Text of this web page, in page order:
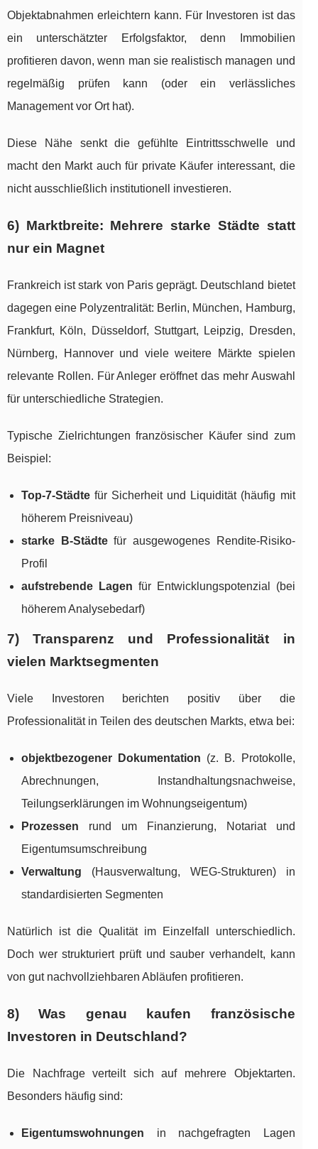
Objektabnahmen erleichtern kann. Für Investoren ist das
ein unterschätzter Erfolgsfaktor, denn Immobilien
profitieren davon, wenn man sie realistisch managen und
regelmäßig prüfen kann (oder ein verlässliches
Management vor Ort hat).
Diese Nähe senkt die gefühlte Eintrittsschwelle und
macht den Markt auch für private Käufer interessant, die
nicht ausschließlich institutionell investieren.
6) Marktbreite: Mehrere starke Städte statt
nur ein Magnet
Frankreich ist stark von Paris geprägt. Deutschland bietet
dagegen eine Polyzentralität: Berlin, München, Hamburg,
Frankfurt, Köln, Düsseldorf, Stuttgart, Leipzig, Dresden,
Nürnberg, Hannover und viele weitere Märkte spielen
relevante Rollen. Für Anleger eröffnet das mehr Auswahl
für unterschiedliche Strategien.
Typische Zielrichtungen französischer Käufer sind zum
Beispiel:
Top-7-Städte für Sicherheit und Liquidität (häufig mit
höherem Preisniveau)
starke B-Städtefür ausgewogenes Rendite-Risiko-
Profil
aufstrebende Lagen für Entwicklungspotenzial (bei
höherem Analysebedarf)
7) Transparenz und Professionalität in
vielen Marktsegmenten
Viele Investoren berichten positiv über die
Professionalität in Teilen des deutschen Markts, etwa bei:
objektbezogener Dokumentation (z. B. Protokolle,
Abrechnungen, Instandhaltungsnachweise,
Teilungserklärungen im Wohnungseigentum)
Prozessen rund um Finanzierung, Notariat und
Eigentumsumschreibung
Verwaltung (Hausverwaltung, WEG-Strukturen) in
standardisierten Segmenten
Natürlich ist die Qualität im Einzelfall unterschiedlich.
Doch wer strukturiert prüft und sauber verhandelt, kann
von gut nachvollziehbaren Abläufen profitieren.
8) Was genau kaufen französische
Investoren in Deutschland?
Die Nachfrage verteilt sich auf mehrere Objektarten.
Besonders häufig sind:
Eigentumswohnungen in nachgefragten Lagen